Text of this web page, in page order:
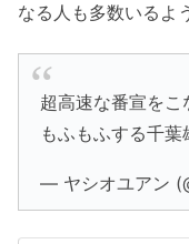
なる人も多数いるよ
超高速な番宣を
もふもふする千葉
— ヤシオユアン